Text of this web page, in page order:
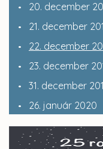
20. december
21. december
22. december
23. december
31. december
26. január 2020